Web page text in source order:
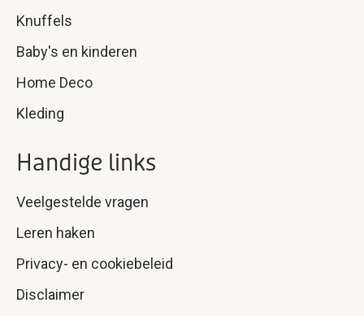
Knuffels
Baby's en kinderen
Home Deco
Kleding
Handige links
Veelgestelde vragen
Leren haken
Privacy- en cookiebeleid
Disclaimer